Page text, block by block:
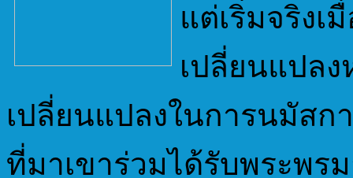
แต่เริ่มจ
เปลี่ยนแป
เปลี่ยนแปลงในการนมั
ที่มาเขาร่วมได้รับพร